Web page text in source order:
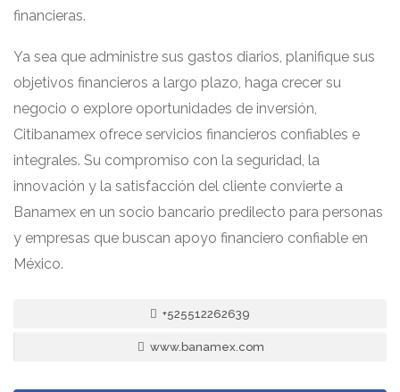
financieras.
Ya sea que administre sus gastos diarios, planifique sus
objetivos financieros a largo plazo, haga crecer su
negocio o explore oportunidades de inversión,
Citibanamex ofrece servicios financieros confiables e
integrales. Su compromiso con la seguridad, la
innovación y la satisfacción del cliente convierte a
Banamex en un socio bancario predilecto para personas
y empresas que buscan apoyo financiero confiable en
México.
+525512262639
www.banamex.com